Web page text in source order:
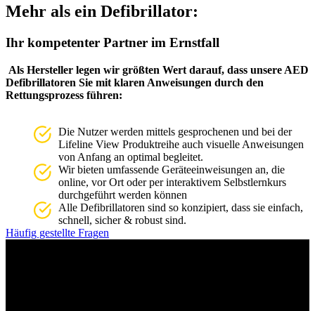
Mehr als ein Defibrillator:
Ihr kompetenter Partner im Ernstfall
Als Hersteller legen wir größten Wert darauf, dass unsere AED
Defibrillatoren Sie mit klaren Anweisungen durch den
Rettungsprozess führen:
Die Nutzer werden mittels gesprochenen und bei der
Lifeline View Produktreihe auch visuelle Anweisungen
von Anfang an optimal begleitet.
Wir bieten umfassende Geräteeinweisungen an, die
online, vor Ort oder per interaktivem Selbstlernkurs
durchgeführt werden können
Alle Defibrillatoren sind so konzipiert, dass sie einfach,
schnell, sicher & robust sind.
Häufig gestellte Fragen